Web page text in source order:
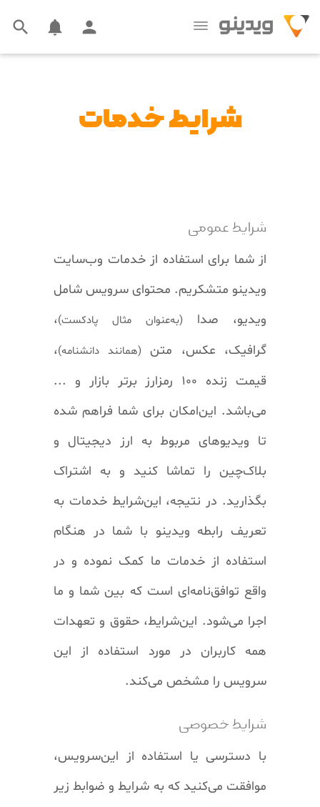
  
شرایط خدمات
شرایط عمومی
از شما برای استفاده از خدمات وب‌سایت
ویدینو متشکریم. محتوای سرویس شامل
ویدیو، صدا
(به‌عنوان مثال پادکست)،
گرافیک، عکس، متن
(همانند دانشنامه)،
قیمت زنده ۱۰۰ رمزارز برتر بازار و ...
می‌باشد. این‌امکان برای شما فراهم شده
تا ویدیوهای مربوط به ارز دیجیتال و
بلاک‌چین را تماشا کنید و به اشتراک
بگذارید. در نتیجه، این‌شرایط خدمات به
تعریف رابطه ویدینو با شما در هنگام
استفاده از خدمات ما کمک نموده و در
واقع توافق‌نامه‌ای است که بین شما و ما
اجرا می‌شود. این‌شرایط، حقوق و تعهدات
همه کاربران در مورد استفاده از این
سرویس را مشخص می‌کند.
شرایط خصوصی
با دسترسی یا استفاده از این‌سرویس،
موافقت می‌کنید که به شرایط و ضوابط زیر